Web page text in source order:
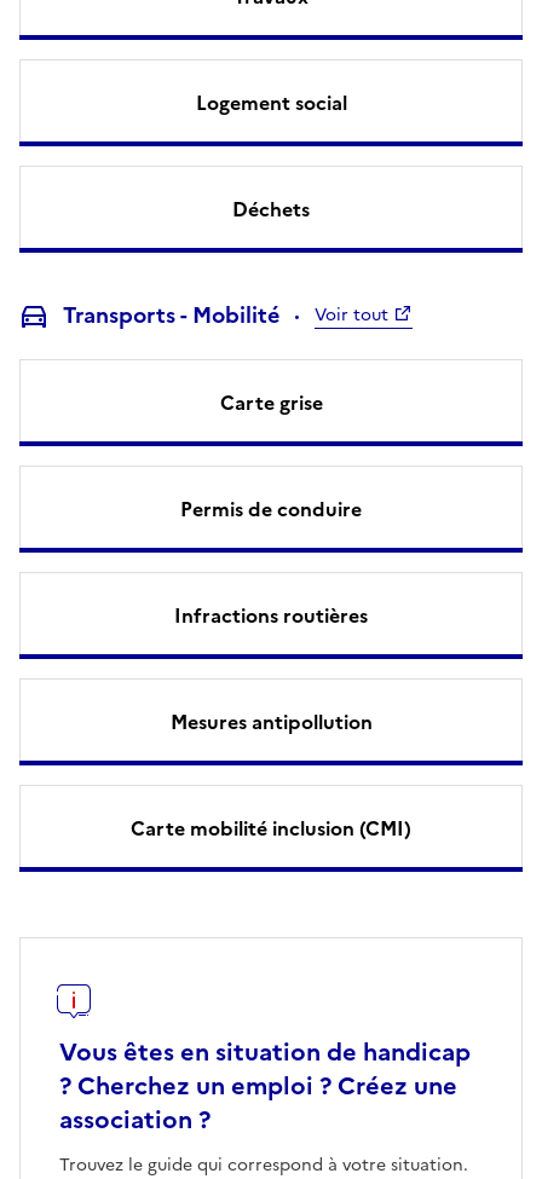
Logement social
Déchets
Transports - Mobilité Voir tout
Carte grise
Permis de conduire
Infractions routières
Mesures antipollution
Carte mobilité inclusion (CMI)
Vous êtes en situation de handicap
? Cherchez un emploi ? Créez une
association ?
Trouvez le guide qui correspond à votre situation.